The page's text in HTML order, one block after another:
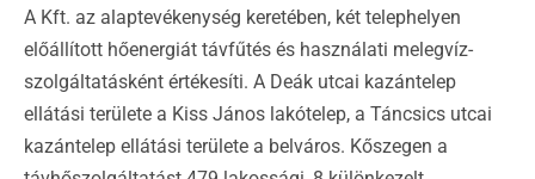
A Kft. az alaptevékenység keretében, két telephelyen
előállított hőenergiát távfűtés és használati melegvíz-
szolgáltatásként értékesíti. A Deák utcai kazántelep
ellátási területe a Kiss János lakótelep, a Táncsics utcai
kazántelep ellátási területe a belváros. Kőszegen a